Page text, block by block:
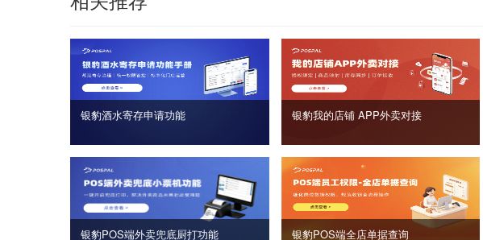
银豹酒水寄存申请功能 银豹我的店铺 APP外卖对接
银豹POS端外卖兜底厨打功能 银豹POS端全店单据查询